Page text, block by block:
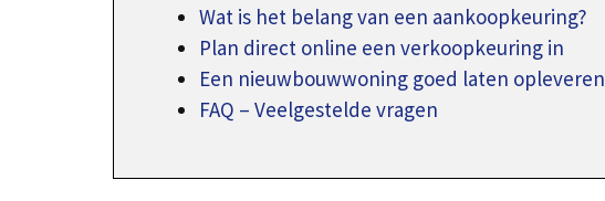
Wat is het belang van een aankoopkeuring?
Plan direct online een verkoopkeuring in
Een nieuwbouwwoning goed laten opleveren
FAQ – Veelgestelde vragen